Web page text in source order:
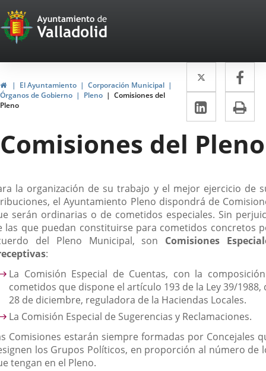
Portal
Web
del
Ayuntamiento
de
Valladolid
InicioEl Ayuntamiento
Corporación Municipal
Órganos de Gobierno
Pleno
Comisiones del
Pleno
Twitter
Enlace
a
una
externa.
a
LinkedIn
Enlace
a
una
externa.
Comisiones del Pleno
la organización de su trabajo y el mejor ejercicio de
el Ayuntamiento Pleno dispondrá de
serán ordinarias o de cometidos especiales. Sin
las que puedan constituirse para cometidos concretos
del Pleno Municipal, son Comisiones
:
La Comisión Especial de Cuentas, con la
cometidos que dispone el artículo 193 de la Ley 39/1988,
28 de diciembre, reguladora de la Haciendas Locales.
La Comisión Especial de Sugerencias y Reclamaciones.
Comisiones estarán siempre formadas por Concejales
los Grupos Políticos, en proporción al número de
tengan en el Pleno.